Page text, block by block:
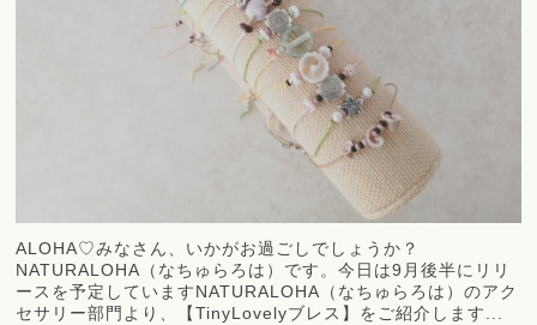
ALOHA♡みなさん、いかがお過ごしでしょうか？
NATURALOHA（なちゅらろは）です。今日は9月後半にリリ
ースを予定していますNATURALOHA（なちゅらろは）のアク
セサリー部門より、【TinyLovelyブレス】をご紹介します...